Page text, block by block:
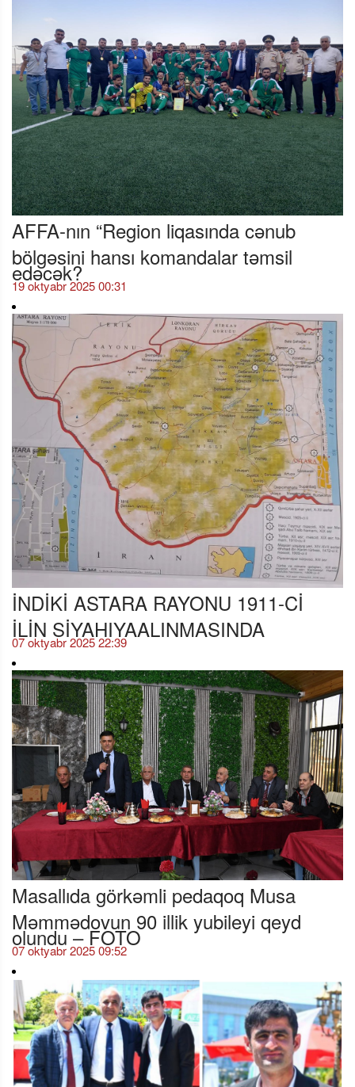
AFFA-nın “Region liqasında cənub
bölgəsini hansı komandalar təmsil
edəcək?
19 oktyabr 2025 00:31
İNDİKİ ASTARA RAYONU 1911-Cİ
İLİN SİYAHIYAALINMASINDA
07 oktyabr 2025 22:39
Masallıda görkəmli pedaqoq Musa
Məmmədovun 90 illik yubileyi qeyd
olundu – FOTO
07 oktyabr 2025 09:52